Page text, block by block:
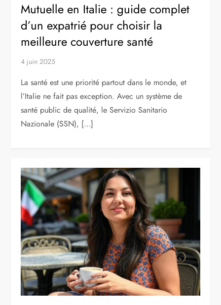
Mutuelle en Italie : guide complet
d’un expatrié pour choisir la
meilleure couverture santé
4 juin 2025
La santé est une priorité partout dans le monde, et
l’Italie ne fait pas exception. Avec un système de
santé public de qualité, le Servizio Sanitario
Nazionale (SSN), […]